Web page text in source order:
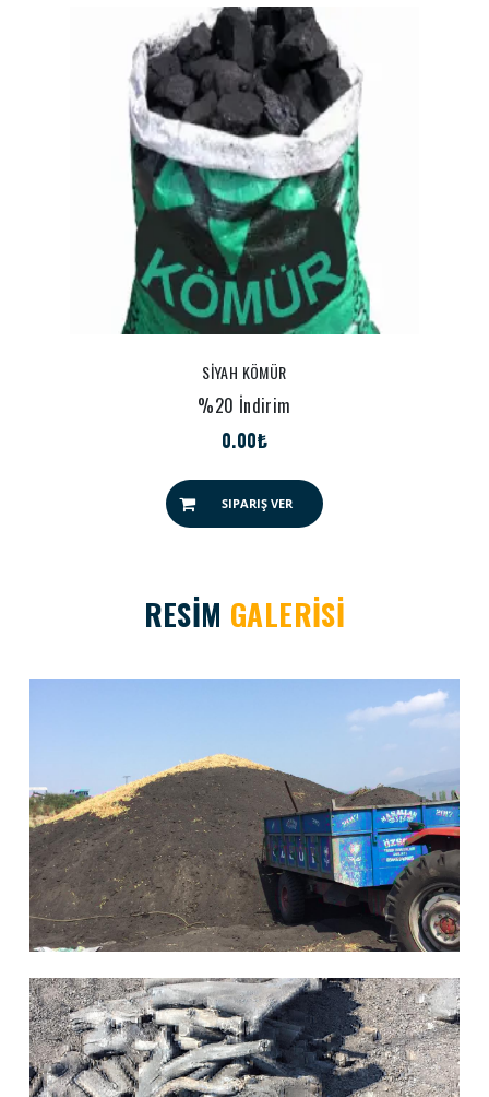
SİYAH KÖMÜR
%20 İndirim
0.00₺
SIPARIŞ VER
RESİM GALERİSİ